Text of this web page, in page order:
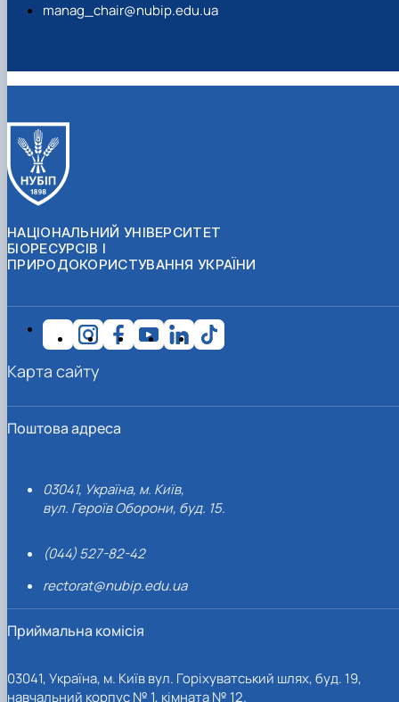
manag_chair@nubip.edu.ua
НАЦІОНАЛЬНИЙ УНІВЕРСИТЕТ
БІОРЕСУРСІВ І
ПРИРОДОКОРИСТУВАННЯ УКРАЇНИ
Поштова адреса
03041, Україна, м. Київ,
вул. Героїв Оборони, буд. 15.
(044) 527-82-42
rectorat@nubip.edu.ua
Приймальна комісія
03041, Україна, м. Київ вул. Горіхуватський шлях, буд. 19,
навчальний корпус № 1, кімната № 12.
Карта сайту